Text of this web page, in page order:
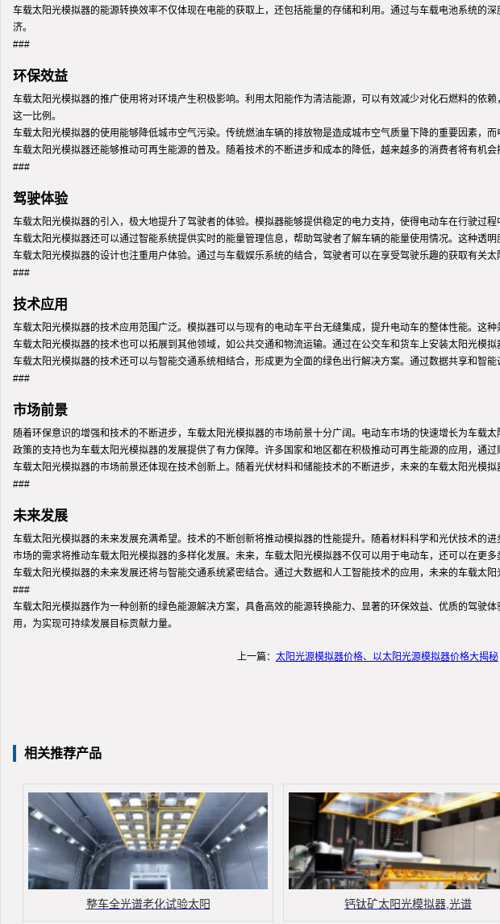
车载太阳光模拟器的能源转换效率不仅体现在电能的获取上，还包括能量的存储和利用。通过与车载电池系统
济。
###
环保效益
车载太阳光模拟器的推广使用将对环境产生积极影响。利用太阳能作为清洁能源，可以有效减少对化石燃料的
这一比例。
车载太阳光模拟器的使用能够降低城市空气污染。传统燃油车辆的排放物是造成城市空气质量下降的重要因素，
车载太阳光模拟器还能够推动可再生能源的普及。随着技术的不断进步和成本的降低，越来越多的消费者将有机
###
驾驶体验
车载太阳光模拟器的引入，极大地提升了驾驶者的体验。模拟器能够提供稳定的电力支持，使得电动车在行驶过
车载太阳光模拟器还可以通过智能系统提供实时的能量管理信息，帮助驾驶者了解车辆的能量使用情况。这种透
车载太阳光模拟器的设计也注重用户体验。通过与车载娱乐系统的结合，驾驶者可以在享受驾驶乐趣的获取有关
###
技术应用
车载太阳光模拟器的技术应用范围广泛。模拟器可以与现有的电动车平台无缝集成，提升电动车的整体性能。这
车载太阳光模拟器的技术也可以拓展到其他领域，如公共交通和物流运输。通过在公交车和货车上安装太阳光模
车载太阳光模拟器的技术还可以与智能交通系统相结合，形成更为全面的绿色出行解决方案。通过数据共享和智能
###
市场前景
随着环保意识的增强和技术的不断进步，车载太阳光模拟器的市场前景十分广阔。电动车市场的快速增长为车载
政策的支持也为车载太阳光模拟器的发展提供了有力保障。许多国家和地区都在积极推动可再生能源的应用，通
车载太阳光模拟器的市场前景还体现在技术创新上。随着光伏材料和储能技术的不断进步，未来的车载太阳光模拟
###
未来发展
车载太阳光模拟器的未来发展充满希望。技术的不断创新将推动模拟器的性能提升。随着材料科学和光伏技术的
市场的需求将推动车载太阳光模拟器的多样化发展。未来，车载太阳光模拟器不仅可以用于电动车，还可以在更
车载太阳光模拟器的未来发展还将与智能交通系统紧密结合。通过大数据和人工智能技术的应用，未来的车载太
###
车载太阳光模拟器作为一种创新的绿色能源解决方案，具备高效的能源转换能力、显著的环保效益、优质的驾
用，为实现可持续发展目标贡献力量。
上一篇： 太阳光源模拟器价格、以太阳光源模拟器价格大揭秘
相关推荐产品
整车全光谱老化试验太阳 钙钛矿太阳光模拟器,光谱